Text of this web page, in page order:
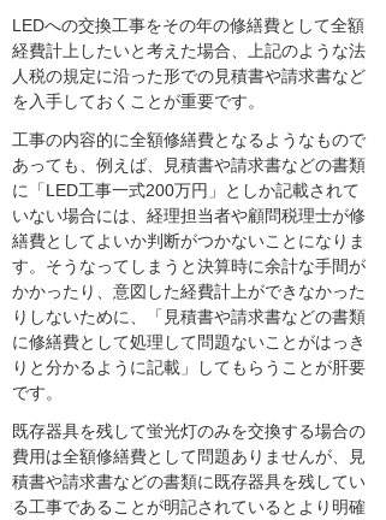
LEDへの交換工事をその年の修繕費として全額
経費計上したいと考えた場合、上記のような法
人税の規定に沿った形での見積書や請求書など
を入手しておくことが重要です。
工事の内容的に全額修繕費となるようなもので
あっても、例えば、見積書や請求書などの書類
に「LED工事一式200万円」としか記載されて
いない場合には、経理担当者や顧問税理士が修
繕費としてよいか判断がつかないことになりま
す。そうなってしまうと決算時に余計な手間が
かかったり、意図した経費計上ができなかった
りしないために、「見積書や請求書などの書類
に修繕費として処理して問題ないことがはっき
りと分かるように記載」してもらうことが肝要
です。
既存器具を残して蛍光灯のみを交換する場合の
費用は全額修繕費として問題ありませんが、見
積書や請求書などの書類に既存器具を残してい
る工事であることが明記されているとより明確